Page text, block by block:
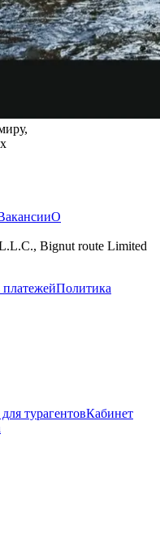
О
Bignut route Limited
платежейПолитика
турагентовКабинет